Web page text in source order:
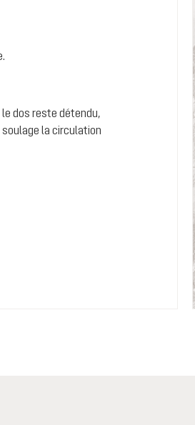
dos reste détendu,
soulage la circulation